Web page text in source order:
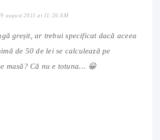
august 2011 at 11:26 AM
greșit, ar trebui specificat dacă aceea
de 50 de lei se calculează pe
masă? Că nu e totuna… 😀